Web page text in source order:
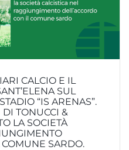
CALCIO E IL
SUL
“IS ARENAS”.
DI TONUCCI &
LA SOCIETÀ
COMUNE SARDO.